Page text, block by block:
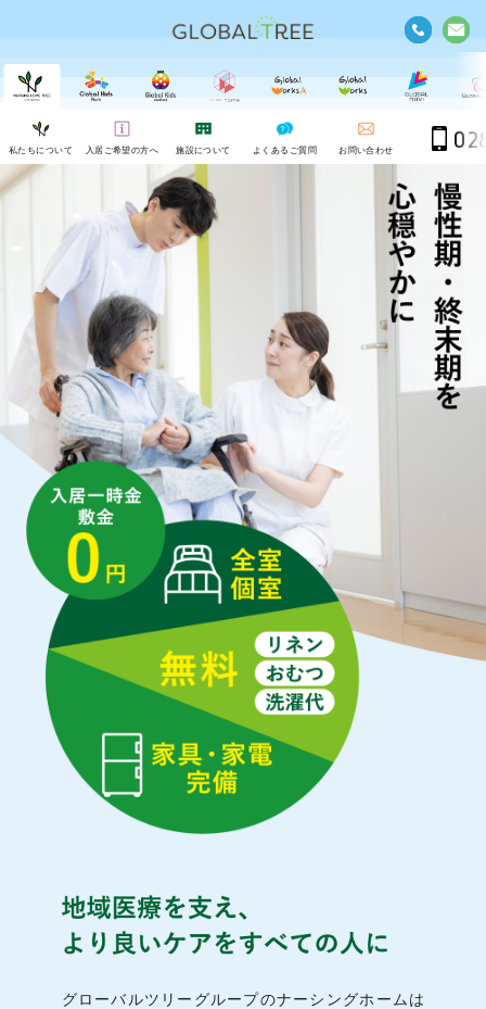
私たちについて 入居ご希望の方へ 施設について よくあるご質問 お問い合わせ
グローバルツリーグループのナーシングホームは